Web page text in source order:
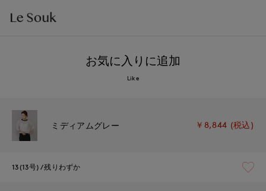
お気に入りに追加
Like
ミディアムグレー ￥8,844 (税込)
13(13号) 残りわずか